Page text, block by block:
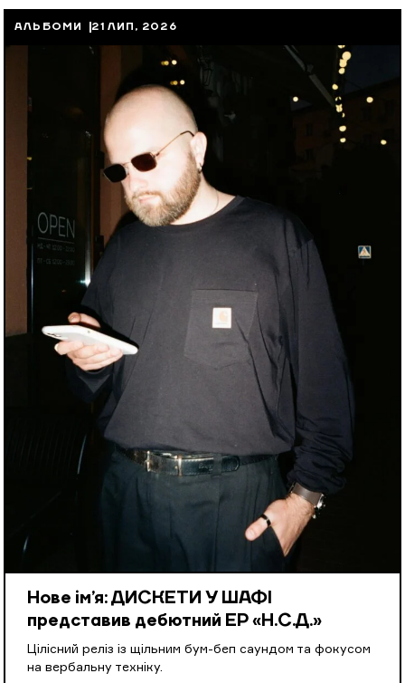
АЛЬБОМИ 21 ЛИП, 2026
Нове ім’я: ДИСКЕТИ У ШАФІ
представив дебютний EP «Н.С.Д.»
Цілісний реліз із щільним бум-беп саундом та фокусом
на вербальну техніку.